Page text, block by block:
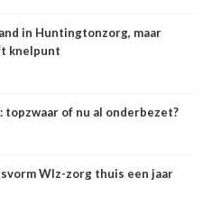
in Huntingtonzorg, maar
knelpunt
topzwaar of nu al onderbezet?
Wlz-zorg thuis een jaar